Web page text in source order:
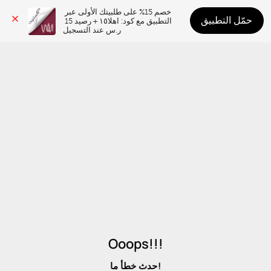
ر.س عند التسجيل
حمّل التطبيق
Ooops!!!
حدث خطأ ما!